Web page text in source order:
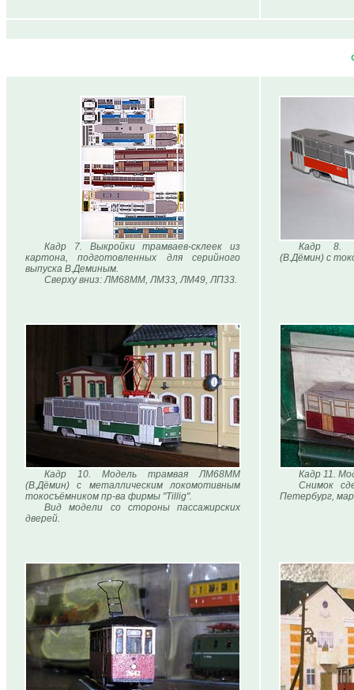
Кадр 7. Выкройки трамваев-склеек из
картона, подготовленных для серийного
выпуска В.Деминым.
Сверху вниз: ЛМ68ММ, ЛМ33, ЛМ49, ЛП33.
Кадр 8.
(В.Дёмин) с
Кадр 10. Модель трамвая ЛМ68ММ
(В.Дёмин) с металлическим локомотивным
токосъёмником пр-ва фирмы "Tillig".
Вид модели со стороны пассажирских
дверей.
Кадр 11.
Снимок
Петербург,